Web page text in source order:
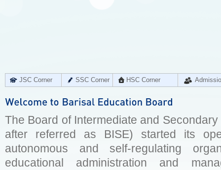
JSC Corner SSC Corner HSC Corner
The Board of Intermediate and
after referred as BISE) started its
autonomous and self-regulating
educational administration and